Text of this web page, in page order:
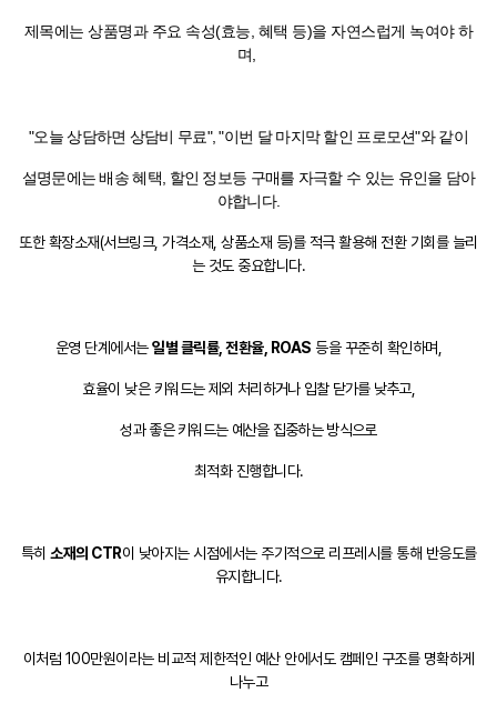
제목에는 상품명과 주요 속성(효능, 혜택 등)을 자연스럽게 녹여야 하
며,
"오늘 상담하면 상담비 무료", "이번 달 마지막 할인 프로모션"와 같이
설명문에는 배송 혜택, 할인 정보등 구매를 자극할 수 있는 유인을 담아
야합니다.
또한 확장소재(서브링크, 가격소재, 상품소재 등)를 적극 활용해 전환 기회를 늘리
는 것도 중요합니다.
운영 단계에서는일별 클릭률, 전환율, ROAS 등을 꾸준히 확인하며,
효율이 낮은 키워드는제외 처리하거나 입찰 닫가를 낮추고,
성과 좋은 키워드는 예산을 집중하는 방식으로
최적화 진행합니다.
특히 소재의 CTR이 낮아지는 시점에서는 주기적으로 리프레시를 통해 반응도를
유지합니다.
이처럼 100만원이라는 비교적 제한적인 예산 안에서도 캠페인 구조를 명확하게
나누고